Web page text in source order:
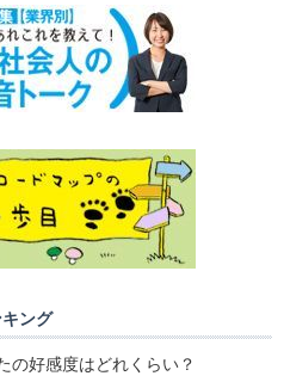
ング
の好感度はどれくらい？